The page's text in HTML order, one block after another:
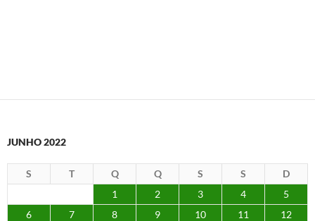
JUNHO 2022
S T Q Q S S
D
1
2 3 4
5
6
7 8 9 10 11
12